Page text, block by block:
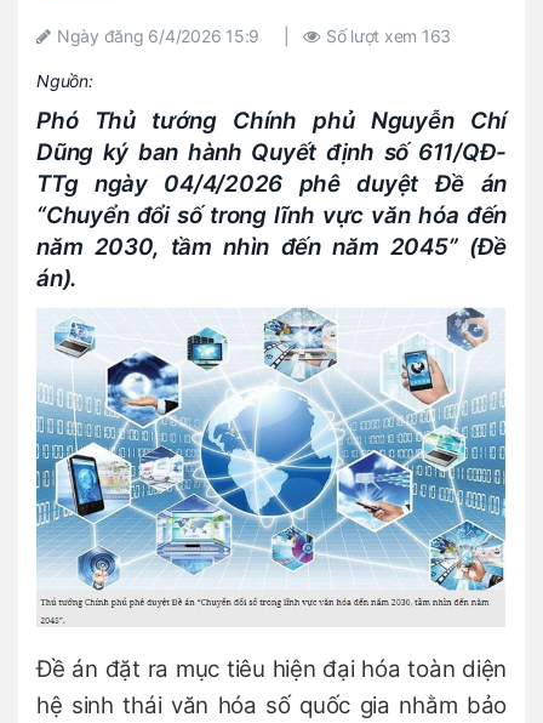
Ngày đăng 6/4/2026 15:9 Số lượt xem 163
Nguồn:
Phó Thủ tướng Chính phủ Nguyễn Chí
Dũng ký ban hành Quyết định số 611/QĐ-
TTg ngày 04/4/2026 phê duyệt Đề án
“Chuyển đổi số trong lĩnh vực văn hóa đến
năm 2030, tầm nhìn đến năm 2045” (Đề
án).
Đề án đặt ra mục tiêu hiện đại hóa toàn diện
hệ sinh thái văn hóa số quốc gia nhằm bảo